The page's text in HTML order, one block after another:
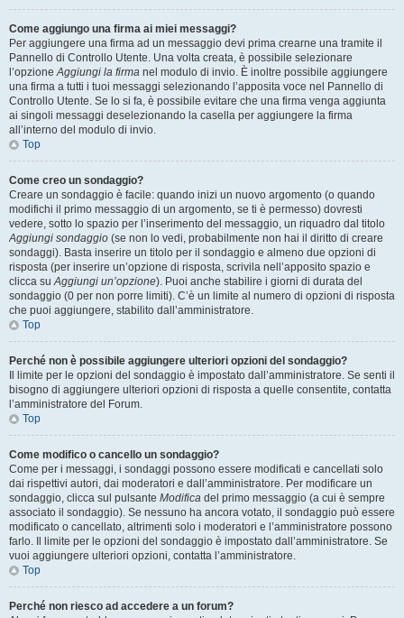
Come aggiungo una firma ai miei messaggi?
Per aggiungere una firma ad un messaggio devi prima crearne una tramite il
Pannello di Controllo Utente. Una volta creata, è possibile selezionare
l’opzioneAggiungi la firma nel modulo di invio. È inoltre possibile aggiungere
una firma a tutti i tuoi messaggi selezionando l’apposita voce nel Pannello di
Controllo Utente. Se lo si fa, è possibile evitare che una firma venga aggiunta
ai singoli messaggi deselezionando la casella per aggiungere la firma
all’interno del modulo di invio.
Top
Come creo un sondaggio?
Creare un sondaggio è facile: quando inizi un nuovo argomento (o quando
modifichi il primo messaggio di un argomento, se ti è permesso) dovresti
vedere, sotto lo spazio per l’inserimento del messaggio, un riquadro dal titolo
Aggiungi sondaggio (se non lo vedi, probabilmente non hai il diritto di creare
sondaggi). Basta inserire un titolo per il sondaggio e almeno due opzioni di
risposta (per inserire un’opzione di risposta, scrivila nell’apposito spazio e
clicca suAggiungi un’opzione). Puoi anche stabilire i giorni di durata del
sondaggio (0 per non porre limiti). C’è un limite al numero di opzioni di risposta
che puoi aggiungere, stabilito dall’amministratore.
Top
Perché non è possibile aggiungere ulteriori opzioni del sondaggio?
Il limite per le opzioni del sondaggio è impostato dall’amministratore. Se senti il
bisogno di aggiungere ulteriori opzioni di risposta a quelle consentite, contatta
l’amministratore del Forum.
Top
Come modifico o cancello un sondaggio?
Come per i messaggi, i sondaggi possono essere modificati e cancellati solo
dai rispettivi autori, dai moderatori e dall’amministratore. Per modificare un
sondaggio, clicca sul pulsante Modifica del primo messaggio (a cui è sempre
associato il sondaggio). Se nessuno ha ancora votato, il sondaggio può essere
modificato o cancellato, altrimenti solo i moderatori e l’amministratore possono
farlo. Il limite per le opzioni del sondaggio è impostato dall’amministratore. Se
vuoi aggiungere ulteriori opzioni, contatta l’amministratore.
Top
Perché non riesco ad accedere a un forum?